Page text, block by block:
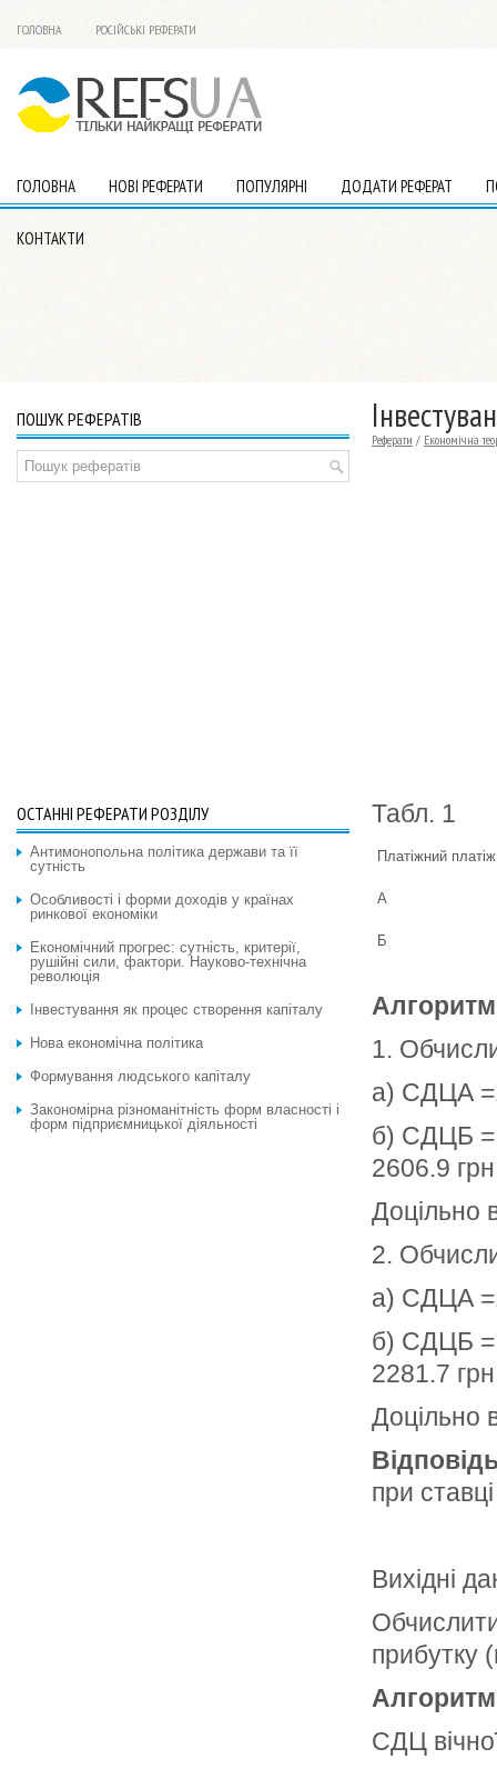
ГОЛОВНА РОСІЙСЬКІ РЕФЕРАТИ
ГОЛОВНА НОВІ РЕФЕРАТИ ПОПУЛЯРНІ ДОДАТИ РЕФЕРАТ
КОНТАКТИ
Реферати / Економічна
Табл. 1
Платіжний платіж
А
Б
Алгоритм
1.
а) СДЦА
б) СДЦБ =
2606.9 грн
Доцільно
2.
а) СДЦА
б) СДЦБ =
2281.7 грн
Доцільно
при
Вихідні
Обчислити
прибутку
Алгоритм
СДЦ
ПОШУК РЕФЕРАТІВ
ОСТАННІ РЕФЕРАТИ РОЗДІЛУ
Антимонопольна політика держави та її
сутність
Особливості і форми доходів у країнах
ринкової економіки
Економічний прогрес: сутність, критерії,
рушійні сили, фактори. Науково-технічна
революція
Інвестування як процес створення капіталу
Нова економічна політика
Формування людського капіталу
Закономірна різноманітність форм власності і
форм підприємницької діяльності